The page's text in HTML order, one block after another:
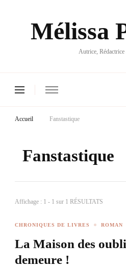
Mélissa
Autrice, Rédactrice
Accueil Fanstastique
Fanstastique
Affichage : 1 - 1 sur 1 RÉSULTATS
CHRONIQUES DE LIVRES ROMAN
La Maison des
demeure !